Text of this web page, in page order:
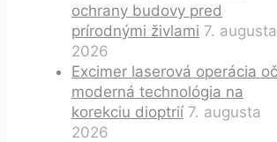
ochrany budovy pred
prírodnými živlami 7. augusta
2026
Excimer laserová operácia
moderná technológia na
korekciu dioptrií 7. augusta
2026